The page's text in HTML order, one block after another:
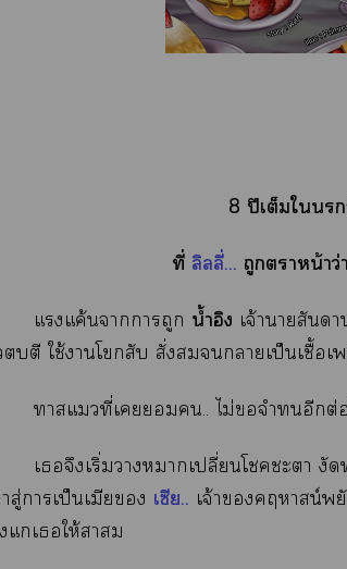
8 ปีเต็มใ
ที่ ลิลลี่... ถูกาหน้า
แแค้นาาถูก น้ำอิง เจ้าาสันด
ตี ใช้าโสับ สั่งสมาเป็นเชื้อ
าแที่เ.. ไม่จำอีกต่
เจึงเริ่มาาเปลี่ยนโะา
สู่าเป็นเมีย เซีย.. เจ้าคฤหาสน์
แเให้า